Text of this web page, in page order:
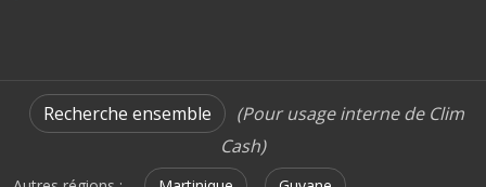
Recherche ensemble
(Pour usage interne de Clim
Cash)